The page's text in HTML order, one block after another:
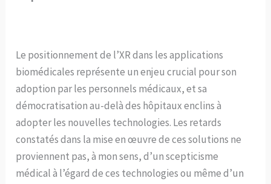
Le positionnement de l’XR dans les applications
biomédicales représente un enjeu crucial pour son
adoption par les personnels médicaux, et sa
démocratisation au-delà des hôpitaux enclins à
adopter les nouvelles technologies. Les retards
constatés dans la mise en œuvre de ces solutions ne
proviennent pas, à mon sens, d’un scepticisme
médical à l’égard de ces technologies ou même d’un